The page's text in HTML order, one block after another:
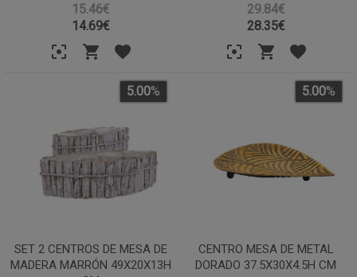
15.46€
14.69€
29.84€
28.35€
SET 2 CENTROS DE MESA DE
MADERA MARRÓN 49X20X13H
5.00%
CENTRO MESA DE METAL
DORADO 37.5X30X4.5H CM
5.00%